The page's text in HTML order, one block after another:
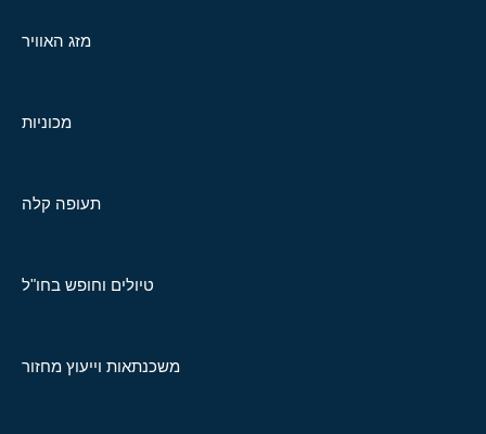
מזג האוויר
מכוניות
תעופה קלה
טיולים וחופש בחו"ל
משכנתאות וייעוץ מחזור